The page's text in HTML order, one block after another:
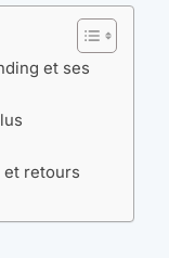
et ses
et retours